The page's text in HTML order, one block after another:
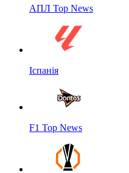
АПЛ Top News
Іспанія
F1 Top News